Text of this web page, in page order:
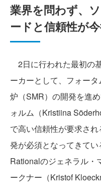
業界を問わず、
ードと信頼性が
2日に行われた最初の
ーカーとして、フォー
炉（SMR）の開発を進
ォルム（Kristiina
で高い信頼性が要求さ
発が必須となってきてい
Rationalのジェネラル・
ークナー（Kristof